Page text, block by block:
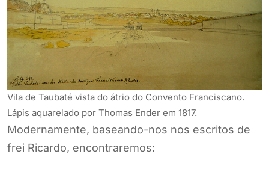
Vila de Taubaté vista do átrio do Convento Franciscano.
Lápis aquarelado por Thomas Ender em 1817.
Modernamente, baseando-nos nos escritos de
frei Ricardo, encontraremos: